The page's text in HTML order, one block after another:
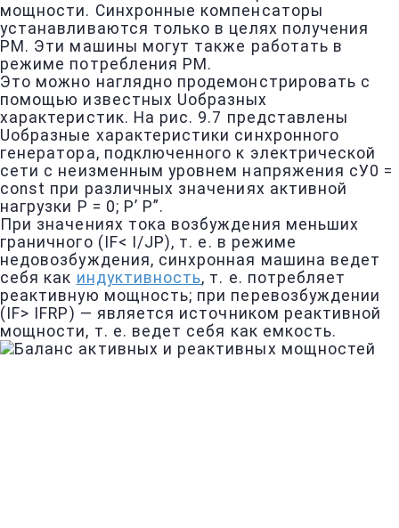
мощности. Синхронные компенсаторы
устанавливаются только в целях получения
РМ. Эти машины могут также работать в
режиме потребления РМ.
Это можно наглядно продемонстрировать с
помощью известных Uобразных
характеристик. На рис. 9.7 представлены
Uобразные характеристики синхронного
генератора, подключенного к электрической
сети с неизменным уровнем напряжения сУ0 =
const при различных значениях активной
нагрузки Р = 0; Р’ Р”.
При значениях тока возбуждения меньших
граничного (IF< I/JP), т. е. в режиме
недовозбуждения, синхронная машина ведет
себя как индуктивность, т. е. потребляет
реактивную мощность; при перевозбуждении
(IF> IFRP) — является источником реактивной
мощности, т. е. ведет себя как емкость.